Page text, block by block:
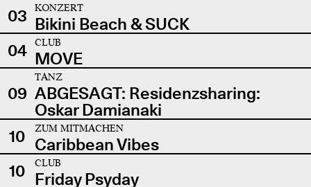
03
KONZERT
Bikini Beach & SUCK
04
CLUB
MOVE
09
TANZ
ABGESAGT: Residenzsharing:
Oskar Damianaki
10
ZUM MITMACHEN
Caribbean Vibes
10
CLUB
Friday Psyday